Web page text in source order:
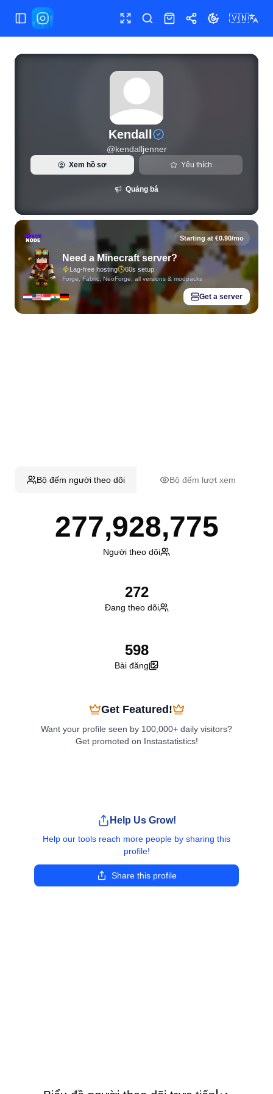
Bật/tắt menu Toàn màn hình
Tìm kiếmCửa hàngChia sẻĐổi giao diện
🇻🇳
Thống kê Instagram trực tiếp và phân tích người theo dõi
Kendall
@kendalljenner
Xem hồ sơ Yêu thích
Quảng bá
Starting at €0.90/mo
Need a Minecraft server?
Lag-free hosting 60s setup
Forge, Fabric, NeoForge, all versions & modpacks
Get a server
Bộ đếm người theo dõi Bộ đếm lượt xem
277,928,775
Người theo dõi
272
Đang theo dõi
598
Bài đăng
Get Featured!
Want your profile seen by 100,000+ daily visitors?
Get promoted on Instastatistics!
Help Us Grow!
Help our tools reach more people by sharing this
profile!
Share this profile